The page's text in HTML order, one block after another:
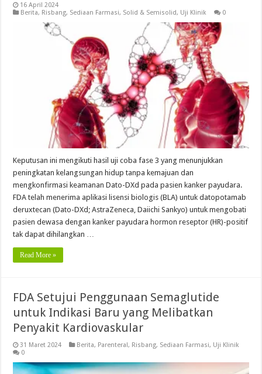
16 April 2024
Berita, Risbang, Sediaan Farmasi, Solid & Semisolid, Uji Klinik 0
Keputusan ini mengikuti hasil uji coba fase 3 yang menunjukkan
peningkatan kelangsungan hidup tanpa kemajuan dan
mengkonfirmasi keamanan Dato-DXd pada pasien kanker payudara.
FDA telah menerima aplikasi lisensi biologis (BLA) untuk datopotamab
deruxtecan (Dato-DXd; AstraZeneca, Daiichi Sankyo) untuk mengobati
pasien dewasa dengan kanker payudara hormon reseptor (HR)-positif
tak dapat dihilangkan …
Read More »
FDA Setujui Penggunaan Semaglutide
untuk Indikasi Baru yang Melibatkan
Penyakit Kardiovaskular
31 Maret 2024 Berita, Parenteral, Risbang, Sediaan Farmasi, Uji Klinik
0